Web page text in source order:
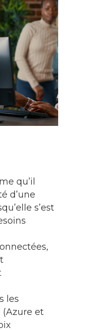
qu’il
d’une
s’est
,
les
(Azure et